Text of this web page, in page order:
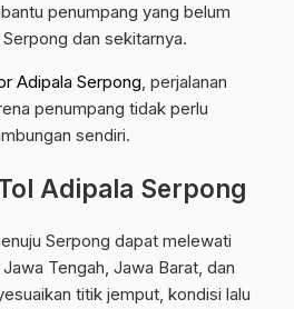
penumpang yang belum
dan sekitarnya.
Adipala Serpong, perjalanan
penumpang tidak perlu
sendiri.
Adipala Serpong
Serpong dapat melewati
Tengah, Jawa Barat, dan
titik jemput, kondisi lalu